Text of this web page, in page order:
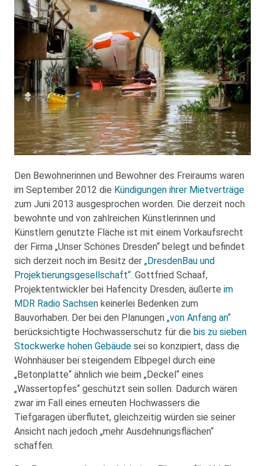
Den Bewohnerinnen und Bewohner des Freiraums waren
im September 2012 die Kündigungen ihrer Mietverträge
zum Juni 2013 ausgesprochen worden. Die derzeit noch
bewohnte und von zahlreichen Künstlerinnen und
Künstlern genutzte Fläche ist mit einem Vorkaufsrecht
der Firma „Unser Schönes Dresden“ belegt und befindet
sich derzeit noch im Besitz der „DresdenBau und
Projektierungsgesellschaft“. Gottfried Schaaf,
Projektentwickler bei Hafencity Dresden, äußerte im
MDR Radio Sachsen keinerlei Bedenken zum
Bauvorhaben. Der bei den Planungen „von Anfang an“
berücksichtigte Hochwasserschutz für die bis zu sieben
Stockwerke hohen Gebäude sei so konzipiert, dass die
Wohnhäuser bei steigendem Elbpegel durch eine
„Betonplatte“ ähnlich wie beim „Deckel“ eines
„Wassertopfes“ geschützt sein sollen. Dadurch wären
zwar im Fall eines erneuten Hochwassers die
Tiefgaragen überflutet, gleichzeitig würden sie seiner
Ansicht nach jedoch „mehr Ausdehnungsflächen“
schaffen.